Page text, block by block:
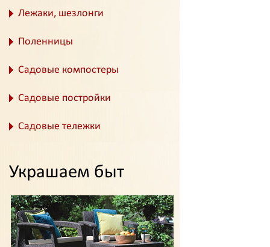
Лежаки, шезлонги
Поленницы
Садовые компостеры
Садовые постройки
Садовые тележки
Украшаем быт